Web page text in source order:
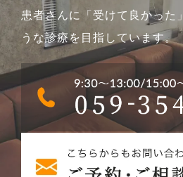
患者さんに「受けて良かった
うな診療を目指しています。